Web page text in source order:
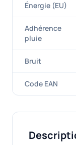
Énergie (EU)
Adhérence
pluie
Bruit
Code EAN